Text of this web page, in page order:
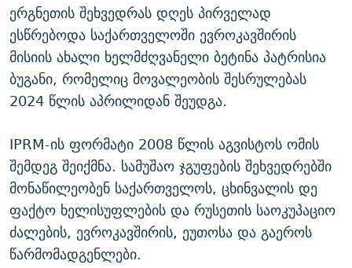
ერგნეთის შეხვედრას დღეს პირველად
ესწრებოდა საქართველოში ევროკავშირის
მისიის ახალი ხელმძღვანელი ბეტინა პატრისია
ბუგანი, რომელიც მოვალეობის შესრულებას
2024 წლის აპრილიდან შეუდგა.
IPRM-ის ფორმატი 2008 წლის აგვისტოს ომის
შემდეგ შეიქმნა. სამუშაო ჯგუფების შეხვედრებში
მონაწილეობენ საქართველოს, ცხინვალის დე
ფაქტო ხელისუფლების და რუსეთის საოკუპაციო
ძალების, ევროკავშირის, ეუთოსა და გაეროს
წარმომადგენლები.